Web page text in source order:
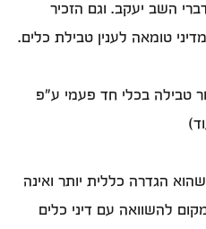
השב יעקב. וגם הזכיר
טומאה לענין טבילת כלים.
טבילה בכלי חד פעמי ע"פ
הגדרה כללית יותר ואינה
להשוואה עם דיני כלים